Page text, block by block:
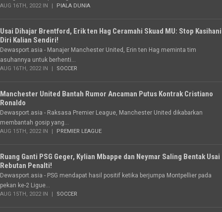
AUG 16TH, 2022 IN PIALA DUNIA
Usai Dihajar Brentford, Erik ten Hag Ceramahi Skuad MU: Stop Kasihani
Diri Kalian Sendiri!
Dewasport.asia - Manajer Manchester United, Erin ten Hag meminta tim
asuhannya untuk berhenti...
AUG 16TH, 2022 IN SOCCER
Manchester United Bantah Rumor Ancaman Putus Kontrak Cristiano
Ronaldo
Dewasport.asia - Raksasa Premier League, Manchester United dikabarkan
membantah gosip yang...
AUG 15TH, 2022 IN PREMIER LEAGUE
Ruang Ganti PSG Geger, Kylian Mbappe dan Neymar Saling Bentak Usai
Rebutan Penalti!
Dewasport.asia - PSG mendapat hasil positif ketika berjumpa Montpellier pada
pekan ke-2 Ligue...
AUG 15TH, 2022 IN SOCCER